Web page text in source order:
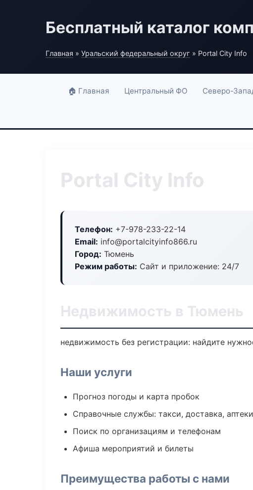
Бесплатный каталог
Главная » Уральский федеральный округ » Portal City Info
🏠 Главная Центральный ФО Северо-
Portal City Info
Телефон: +7-978-233-22-14
Email: info@portalcityinfo866.ru
Город: Тюмень
Режим работы: Сайт и приложение: 24/7
Недвижимость в Тюмень
недвижимость без регистрации: найдите
Наши услуги
Прогноз погоды и карта пробок
Справочные службы: такси, доставка, аптеки
Поиск по организациям и телефонам
Афиша мероприятий и билеты
Преимущества работы с нами